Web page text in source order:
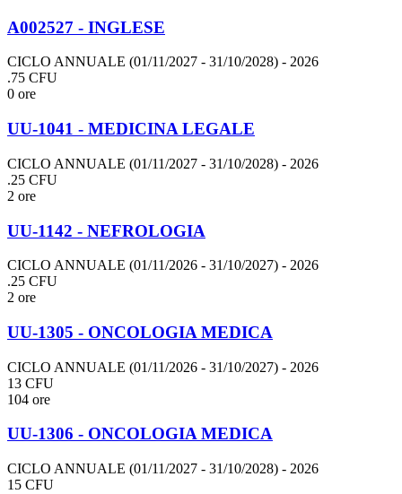
A002527 - INGLESE
CICLO ANNUALE (01/11/2027 - 31/10/2028) - 2026
.75 CFU
0 ore
UU-1041 - MEDICINA LEGALE
CICLO ANNUALE (01/11/2027 - 31/10/2028) - 2026
.25 CFU
2 ore
UU-1142 - NEFROLOGIA
CICLO ANNUALE (01/11/2026 - 31/10/2027) - 2026
.25 CFU
2 ore
UU-1305 - ONCOLOGIA MEDICA
CICLO ANNUALE (01/11/2026 - 31/10/2027) - 2026
13 CFU
104 ore
UU-1306 - ONCOLOGIA MEDICA
CICLO ANNUALE (01/11/2027 - 31/10/2028) - 2026
15 CFU